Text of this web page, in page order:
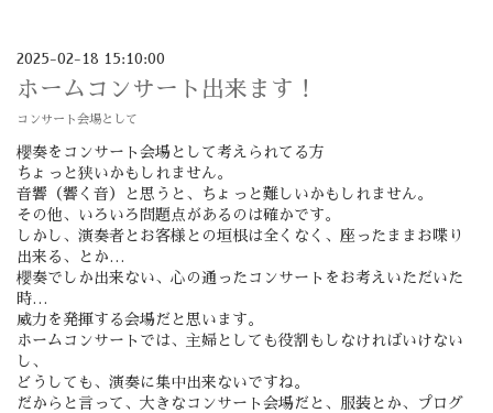
2025-02-18 15:10:00
ホームコンサート出来ます！
コンサート会場として
櫻奏をコンサート会場として考えられてる方
ちょっと狭いかもしれません。
音響（響く音）と思うと、ちょっと難しいかもしれません。
その他、いろいろ問題点があるのは確かです。
しかし、演奏者とお客様との垣根は全くなく、座ったままお喋り
出来る、とか…
櫻奏でしか出来ない、心の通ったコンサートをお考えいただいた
時…
威力を発揮する会場だと思います。
ホームコンサートでは、主婦としても役割もしなければいけない
し、
どうしても、演奏に集中出来ないですね。
だからと言って、大きなコンサート会場だと、服装とか、プログ